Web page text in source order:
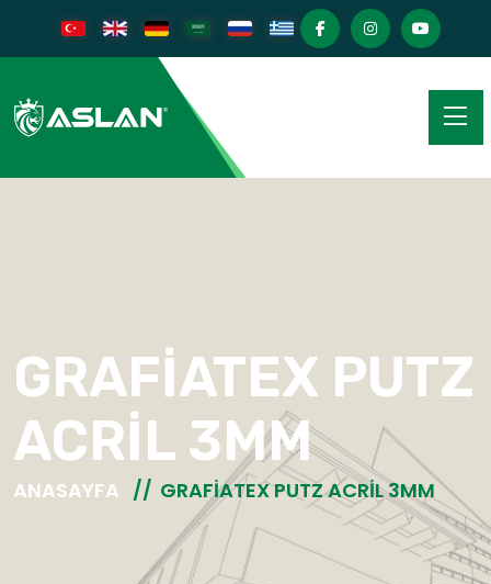
GRAFİATEX PUTZ
ACRİL 3MM
ANASAYFA GRAFİATEX PUTZ ACRİL 3MM